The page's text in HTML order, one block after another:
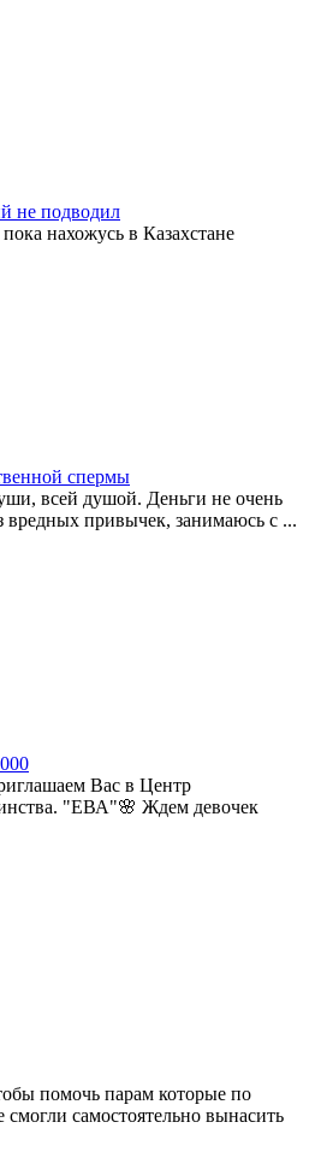
не подводил
нахожусь в Казахстане
спермы
всей душой. Деньги не очень
вредных привычек, занимаюсь с ...
Вас в Центр
"ЕВА"🌸 Ждем девочек
помочь парам которые по
самостоятельно вынасить